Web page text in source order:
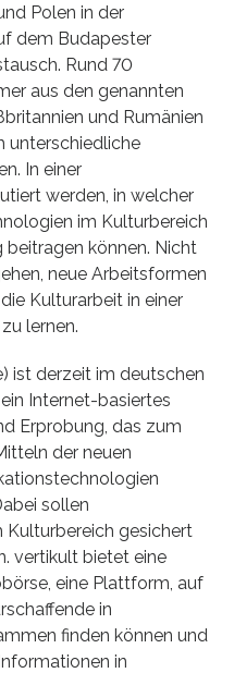
Polen in der
dem Budapester
Rund 70
aus den genannten
und Rumänien
unterschiedliche
In einer
werden, in welcher
im Kulturbereich
können. Nicht
neue Arbeitsformen
Kulturarbeit in einer
lernen.
ist derzeit im deutschen
Internet-basiertes
Erprobung, das zum
der neuen
sollen
gesichert
vertikult bietet eine
eine Plattform, auf
in
finden können und
in